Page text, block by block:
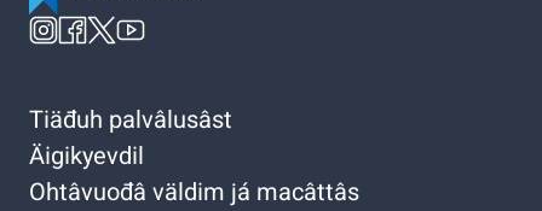
Tiäđuh palvâlusâst
Äigikyevdil
Ohtâvuođâ väldim já macâttâs